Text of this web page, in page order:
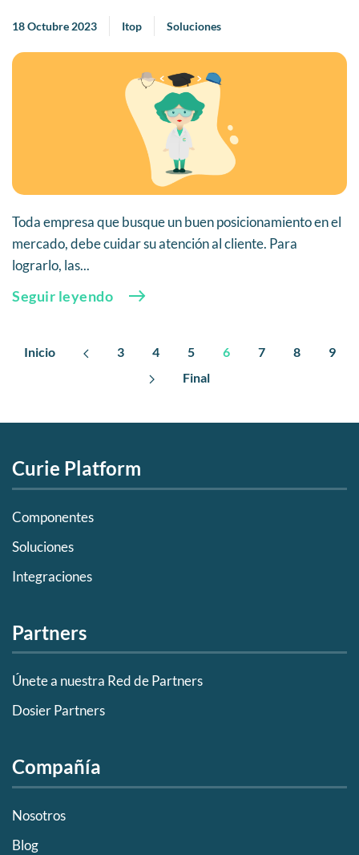
18 Octubre 2023 Itop Soluciones
Toda empresa que busque un buen posicionamiento en el
mercado, debe cuidar su atención al cliente. Para
lograrlo, las...
Seguir leyendo
Inicio 3 4 5 6 7 8
9
Final
Curie Platform
Componentes
Soluciones
Integraciones
Partners
Únete a nuestra Red de Partners
Dosier Partners
Compañía
Nosotros
Blog